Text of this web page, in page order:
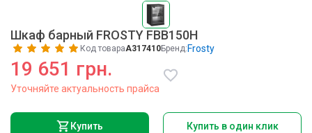
Шкаф барный FROSTY FBB150H
Код товараA317410Бренд:Frosty
19 651 грн.
Уточняйте актуальность прайса
Купить
Купить в один клик